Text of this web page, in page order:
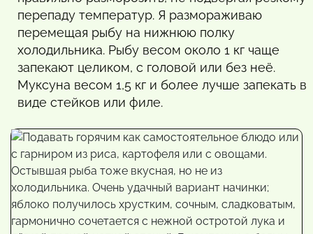
перепаду температур. Я размораживаю
перемещая рыбу на нижнюю полку
холодильника. Рыбу весом около 1 кг чаще
запекают целиком, с головой или без неё.
Муксуна весом 1,5 кг и более лучше запекать в
виде стейков или филе.